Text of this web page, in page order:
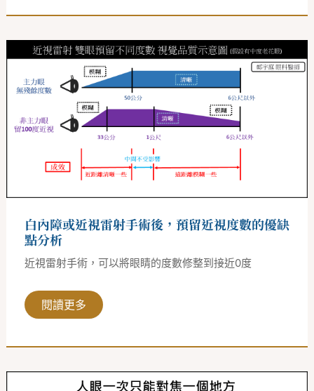
老
白內障或近視雷射手術後，預留近視度數的優缺
點分析
近視雷射手術，可以將眼睛的度數修整到接近0度
白
內
或
近
射
手
預
視
數
的
優
缺
點
析
閱讀更多
老